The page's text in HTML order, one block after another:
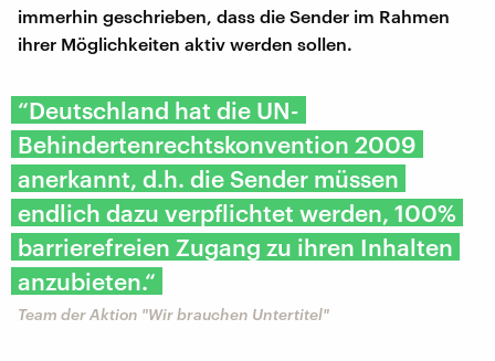
immerhin geschrieben, dass die Sender im Rahmen
ihrer Möglichkeiten aktiv werden sollen.
“Deutschland hat die UN-
Behindertenrechtskonvention 2009
anerkannt, d.h. die Sender müssen
endlich dazu verpflichtet werden, 100%
barrierefreien Zugang zu ihren Inhalten
anzubieten.“
Team der Aktion "Wir brauchen Untertitel"